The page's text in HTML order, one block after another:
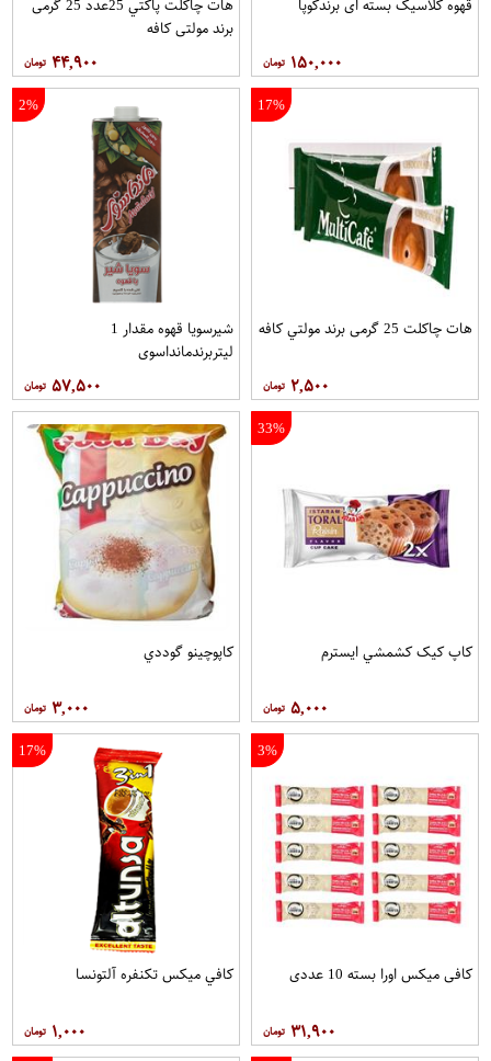
قهوه کلاسيک بسته ای برندکوپا
۱۵۰,۰۰۰
هات چاکلت پاکتي 25عدد 25 گرمی
برند مولتي کافه
۴۴,۹۰۰
17%
هات چاکلت 25 گرمی برند مولتي کافه
۲,۵۰۰
2%
شیرسویا قهوه مقدار 1
لیتربرندمانداسوی
۵۷,۵۰۰
33%
کاپ کيک کشمشي ايسترم
۵,۰۰۰
کاپوچينو گوددي
۳,۰۰۰
3%
کافی میکس اورا بسته 10 عددی
۳۱,۹۰۰
17%
کافي ميکس تکنفره آلتونسا
۱,۰۰۰